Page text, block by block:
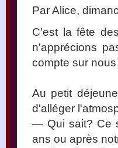
Par Alice,
C'est la fête
n'apprécions
compte sur
Au petit
d'alléger
— Qui sait? Ce
ans ou après